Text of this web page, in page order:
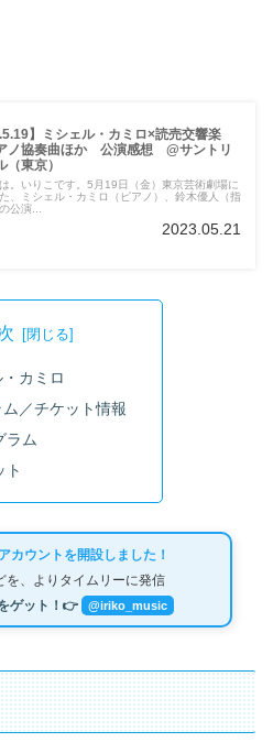
】ミシェル・カミロ×読売交響楽
ノ協奏曲ほか 公演感想 @サントリ
（東京）
。いりこです。5月19日（金）東京芸術劇場に
、ミシェル・カミロ（ピアノ）、鈴木優人（指
公演...
2023.05.21
カミロ
／チケット情報
ラム
ト
カウントを開設しました！
を、よりタイムリーに発信
ゲット！👉
@iriko_music